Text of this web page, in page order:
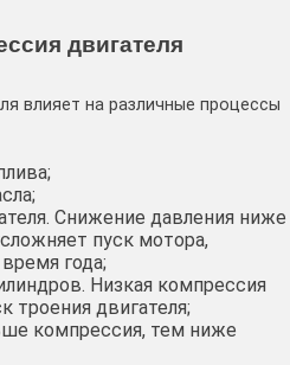
двигателя
влияет на различные процессы
Снижение давления ниже
пуск мотора,
года;
Низкая компрессия
троения двигателя;
компрессия, тем ниже